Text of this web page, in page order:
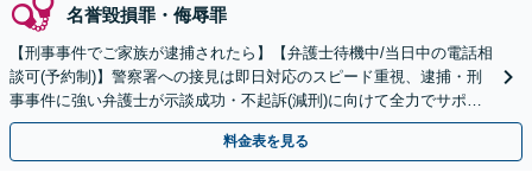
名誉毀損罪・侮辱罪
【刑事事件でご家族が逮捕されたら】【弁護士待機中/当日中の電話相
談可(予約制)】警察署への接見は即日対応のスピード重視、逮捕・刑
事事件に強い弁護士が示談成功・不起訴(減刑)に向けて全力でサポー
トします。【加害者側の相談専門】
料金表を見る